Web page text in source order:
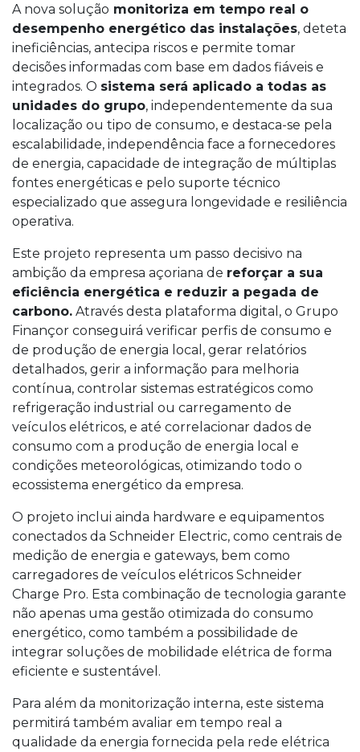
A nova solução monitoriza em tempo real o
desempenho energético das instalações, deteta
ineficiências, antecipa riscos e permite tomar
decisões informadas com base em dados fiáveis e
integrados. O sistema será aplicado a todas as
unidades do grupo, independentemente da sua
localização ou tipo de consumo, e destaca-se pela
escalabilidade, independência face a fornecedores
de energia, capacidade de integração de múltiplas
fontes energéticas e pelo suporte técnico
especializado que assegura longevidade e resiliência
operativa.
Este projeto representa um passo decisivo na
ambição da empresa açoriana de reforçar a sua
eficiência energética e reduzir a pegada de
carbono. Através desta plataforma digital, o Grupo
Finançor conseguirá verificar perfis de consumo e
de produção de energia local, gerar relatórios
detalhados, gerir a informação para melhoria
contínua, controlar sistemas estratégicos como
refrigeração industrial ou carregamento de
veículos elétricos, e até correlacionar dados de
consumo com a produção de energia local e
condições meteorológicas, otimizando todo o
ecossistema energético da empresa.
O projeto inclui ainda hardware e equipamentos
conectados da Schneider Electric, como centrais de
medição de energia e gateways, bem como
carregadores de veículos elétricos Schneider
Charge Pro. Esta combinação de tecnologia garante
não apenas uma gestão otimizada do consumo
energético, como também a possibilidade de
integrar soluções de mobilidade elétrica de forma
eficiente e sustentável.
Para além da monitorização interna, este sistema
permitirá também avaliar em tempo real a
qualidade da energia fornecida pela rede elétrica